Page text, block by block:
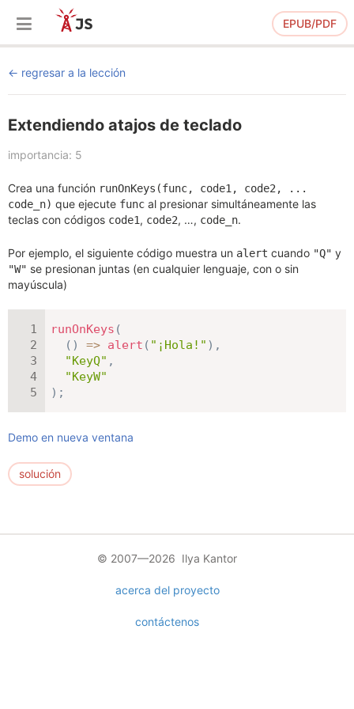
EPUB/PDF
regresar a la lección
Extendiendo atajos de teclado
importancia: 5
Crea una función runOnKeys(func, code1, code2, ...
code_n) que ejecute func al presionar simultáneamente las
teclas con códigos code1, code2, …, code_n.
Por ejemplo, el siguiente código muestra un alert cuando "Q" y
"W" se presionan juntas (en cualquier lenguaje, con o sin
mayúscula)
runOnKeys (
( ) => alert ( "¡Hola!" ) ,
"KeyQ" ,
"KeyW"
) ;
Demo en nueva ventana
solución
© 2007—2026 Ilya Kantor
acerca del proyecto
contáctenos